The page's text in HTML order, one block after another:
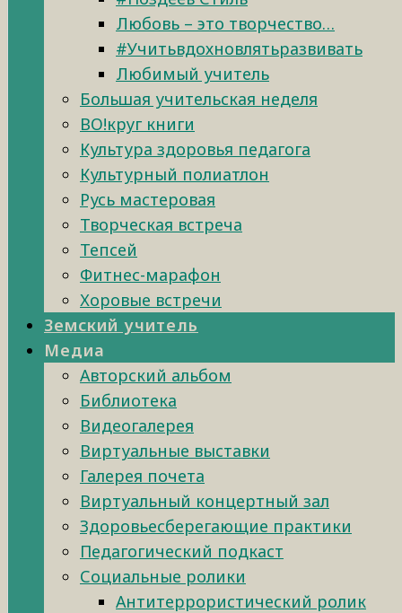
Любовь – это творчество…
#Учитьвдохновлятьразвивать
Любимый учитель
Большая учительская неделя
ВО!круг книги
Культура здоровья педагога
Культурный полиатлон
Русь мастеровая
Творческая встреча
Тепсей
Фитнес-марафон
Хоровые встречи
Земский учитель
Медиа
Авторский альбом
Библиотека
Видеогалерея
Виртуальные выставки
Галерея почета
Виртуальный концертный зал
Здоровьесберегающие практики
Педагогический подкаст
Социальные ролики
Антитеррористический ролик